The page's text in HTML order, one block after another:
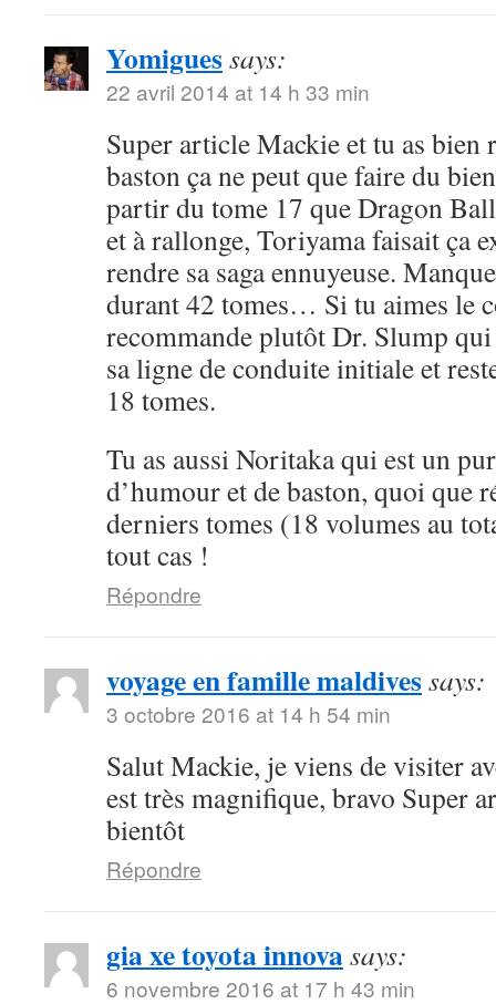
Yomiguessays:
22 avril 2014 at 14 h 33 min
Super article Mackie et tu as bien
baston ça ne peut que faire du
partir du tome 17 que Dragon
et à rallonge, Toriyama faisait ça
rendre sa saga ennuyeuse.
durant 42 tomes… Si tu aimes le
recommande plutôt Dr. Slump qui
sa ligne de conduite initiale et
18 tomes.
Tu as aussi Noritaka qui est un
d’humour et de baston, quoi que
derniers tomes (18 volumes au
tout cas !
Répondre
voyage en famille maldivessays:
3 octobre 2016 at 14 h 54 min
Salut Mackie, je viens de visiter
est très magnifique, bravo Super
bientôt
Répondre
gia xe toyota innovasays:
6 novembre 2016 at 17 h 43 min